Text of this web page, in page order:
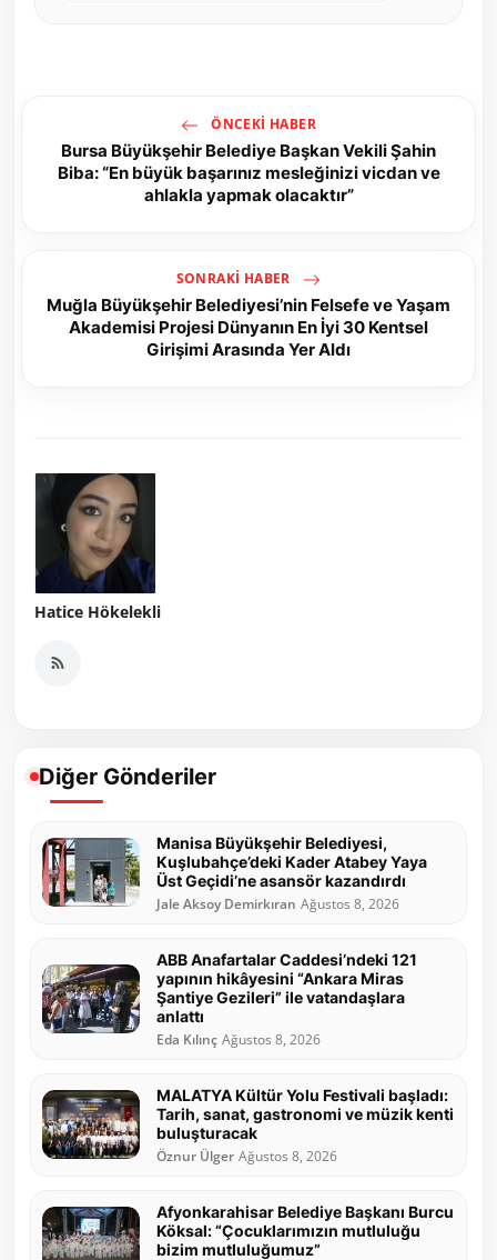
ÖNCEKI HABER
Bursa Büyükşehir Belediye Başkan Vekili Şahin
Biba: “En büyük başarınız mesleğinizi vicdan ve
ahlakla yapmak olacaktır”
SONRAKI HABER
Muğla Büyükşehir Belediyesi’nin Felsefe ve Yaşam
Akademisi Projesi Dünyanın En İyi 30 Kentsel
Girişimi Arasında Yer Aldı
Hatice Hökelekli
Diğer Gönderiler
Manisa Büyükşehir Belediyesi,
Kuşlubahçe’deki Kader Atabey Yaya
Üst Geçidi’ne asansör kazandırdı
Jale Aksoy Demirkıran Ağustos 8, 2026
ABB Anafartalar Caddesi’ndeki 121
yapının hikâyesini “Ankara Miras
Şantiye Gezileri” ile vatandaşlara
anlattı
Eda Kılınç Ağustos 8, 2026
MALATYA Kültür Yolu Festivali başladı:
Tarih, sanat, gastronomi ve müzik kenti
buluşturacak
Öznur Ülger Ağustos 8, 2026
Afyonkarahisar Belediye Başkanı Burcu
Köksal: “Çocuklarımızın mutluluğu
bizim mutluluğumuz”